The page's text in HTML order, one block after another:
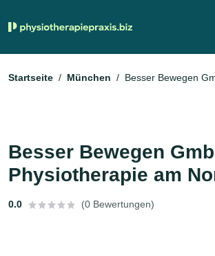
Startseite München
Besser Bewegen
Besser Bewegen
Physiotherapie am
0.0 (0 Bewertungen)